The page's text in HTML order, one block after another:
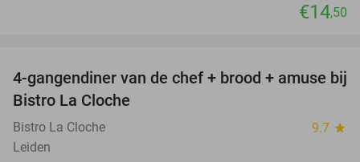
€14,50
44%
4-gangendiner van de chef + brood + amuse bij
Bistro La Cloche
Bistro La Cloche 9.7 star
Leiden